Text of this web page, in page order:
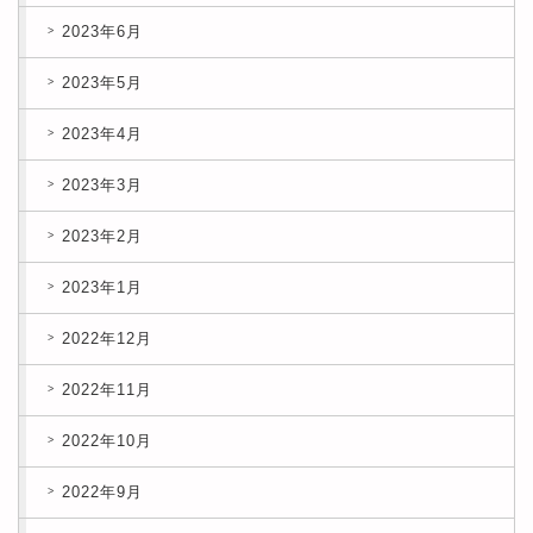
2023年6月
2023年5月
2023年4月
2023年3月
2023年2月
2023年1月
2022年12月
2022年11月
2022年10月
2022年9月